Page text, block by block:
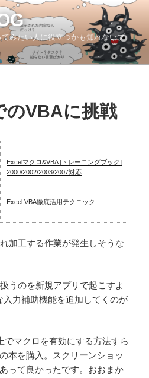
みたい人に役立つかも知れないブ
のVBAに挑戦
Excelマクロ&VBA [トレーニングブック]
2000/2002/2003/2007対応
Excel VBA徹底活用テクニック
加工する作業が発生しそうな
うのを新規アプリで起こすよ
入力補助機能を追加してくのが
マクロを有効にする方法すら
本を購入。スクリーンショッ
って良かったです。おおまか